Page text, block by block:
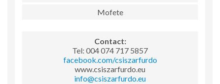
Mofete
Contact:
Tel: 004 074 717 5857
facebook.com/csiszarfurdo
www.csiszarfurdo.eu
info@csiszarfurdo.eu